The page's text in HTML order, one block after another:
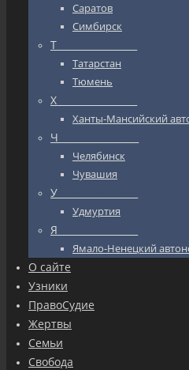
Саратов
Симбирск
Т_________________
Татарстан
Тюмень
Х_________________
Ханты-Мансийский
Ч_________________
Челябинск
Чувашия
У_________________
Удмуртия
Я_________________
Ямало-Ненецкий
О сайте
Узники
ПравоСудие
Жертвы
Семьи
Свобода